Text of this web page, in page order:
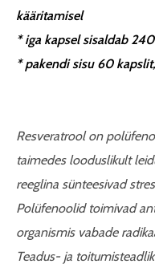
kääritamisel
* iga kapsel sisaldab
* pakendi sisu 60
Resveratrool on
taimedes looduslikult
reeglina sünteesivad
Polüfenoolid toimivad
organismis vabade
Teadus- ja